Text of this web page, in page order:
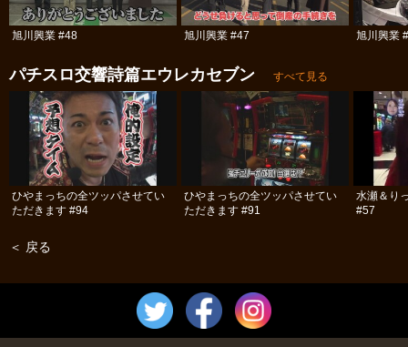
旭川興業 #48 旭川興業 #47 旭川興業
パチスロ交響詩篇エウレカセブン すべて見る
ひやまっちの全ツッパさせてい
ただきます #94
ひやまっちの全ツッパさせてい
ただきます #91
水瀬＆り
#57
＜ 戻る